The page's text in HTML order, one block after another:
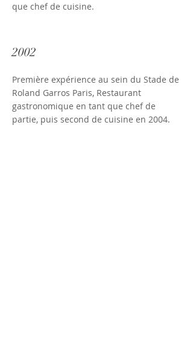
que chef de cuisine.
2002
Première expérience au sein du Stade de
Roland Garros Paris, Restaurant
gastronomique en tant que chef de
partie, puis second de cuisine en 2004.